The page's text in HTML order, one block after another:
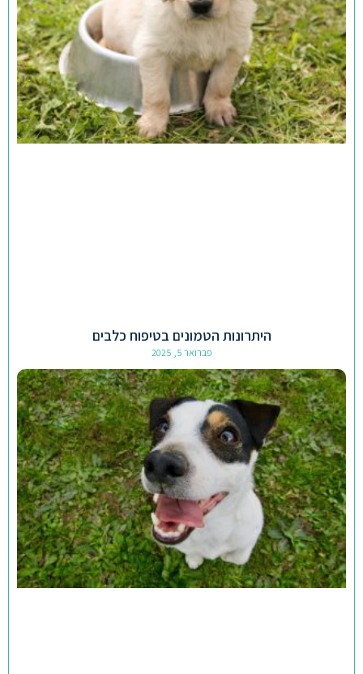
היתרונות הטמונים בטיפוח כלבים
פברואר 5, 2025